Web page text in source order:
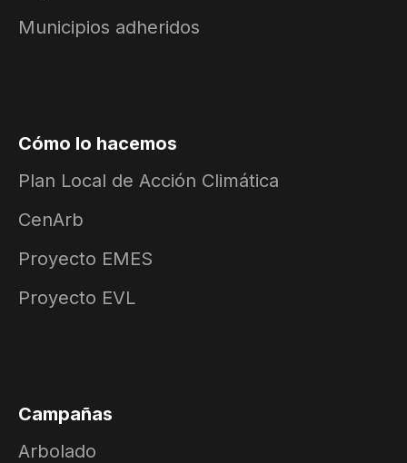
Municipios adheridos
Cómo lo hacemos
Plan Local de Acción Climática
CenArb
Proyecto EMES
Proyecto EVL
Campañas
Arbolado